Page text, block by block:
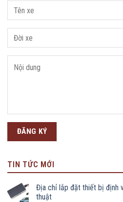
TIN TỨC MỚI
Địa chỉ lắp đặt thiết bị định
thuật